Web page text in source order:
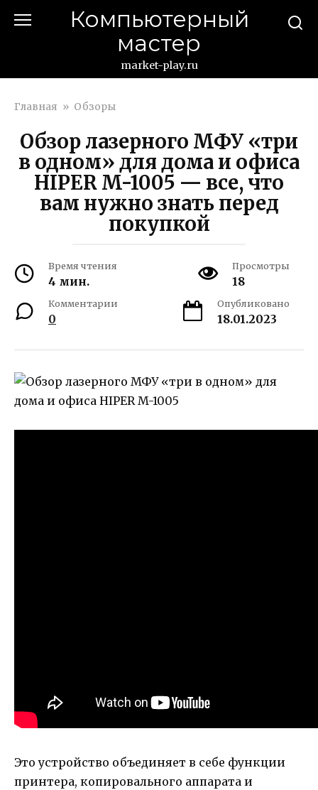
Компьютерный
мастер
market-play.ru
Главная » Обзоры
Обзор лазерного МФУ «три
в одном» для дома и офиса
HIPER M-1005 — все, что
вам нужно знать перед
покупкой
Время чтения
4 мин.
Просмотры
18
Комментарии
0
Опубликовано
18.01.2023
Это устройство объединяет в себе функции
принтера, копировального аппарата и